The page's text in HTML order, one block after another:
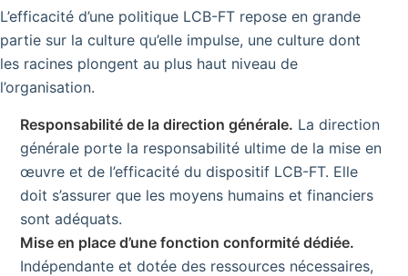
L’efficacité d’une politique LCB-FT repose en grande
partie sur la culture qu’elle impulse, une culture dont
les racines plongent au plus haut niveau de
l’organisation.
Responsabilité de la direction générale. La direction
générale porte la responsabilité ultime de la mise en
œuvre et de l’efficacité du dispositif LCB-FT. Elle
doit s’assurer que les moyens humains et financiers
sont adéquats.
Mise en place d’une fonction conformité dédiée.
Indépendante et dotée des ressources nécessaires,